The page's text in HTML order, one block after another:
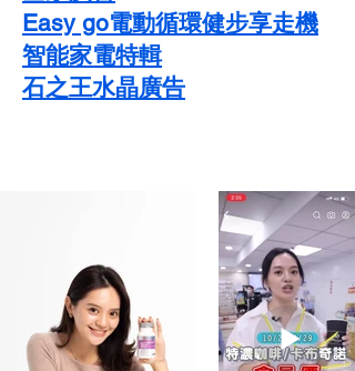
Easy go電動循環健步享走機
智能家電特輯
石之王水晶廣告